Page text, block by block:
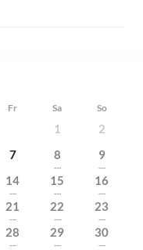
Fr Sa So
1
2
7 8
---
9
---
14
---
15
---
16
---
21
---
22
---
23
---
28
---
29
---
30
---